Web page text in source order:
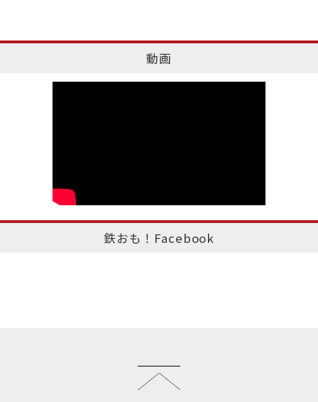
動画
鉄おも！Facebook